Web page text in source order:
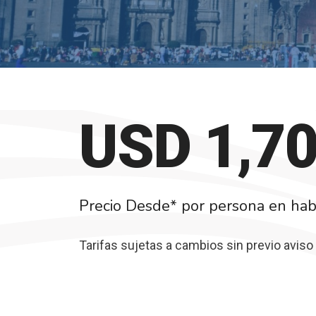
USD
Precio Desde* por persona en
Tarifas sujetas a cambios sin previo aviso